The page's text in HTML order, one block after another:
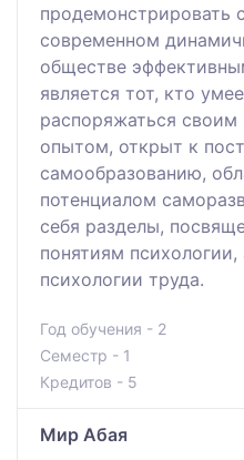
продемонстрировать
современном
обществе
является тот, кто
распоряжаться
опытом, открыт к
самообразованию,
потенциалом
себя разделы,
понятиям
психологии труда.
Год обучения - 2
Семестр - 1
Кредитов - 5
Мир Абая